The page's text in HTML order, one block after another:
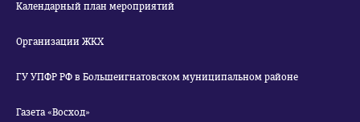
Календарный план мероприятий
Организации ЖКХ
ГУ УПФР РФ в Большеигнатовском муниципальном районе
Газета «Восход»